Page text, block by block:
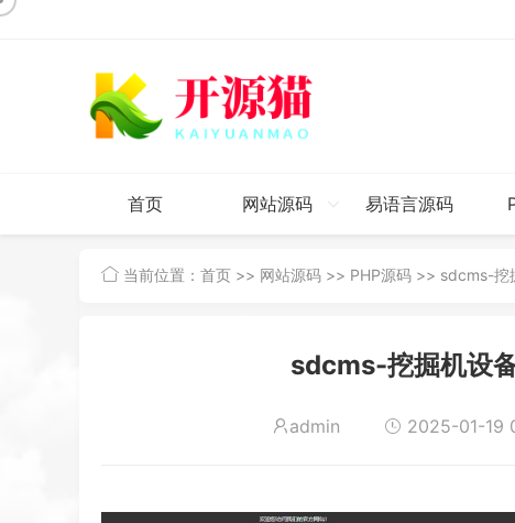
首页 网站源码 易语言源码
当前位置： 首页 >> 网站源码 >> PHP源码 >> sdcms-挖
sdcms-挖掘机设
admin 2025-01-19